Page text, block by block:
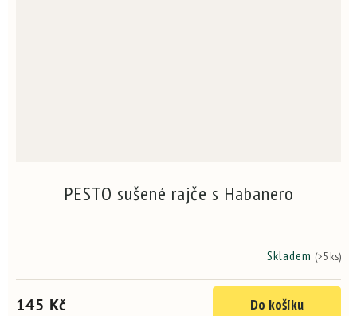
PESTO sušené rajče s Habanero
je
Skladem (>5 ks)
145 Kč Do košíku